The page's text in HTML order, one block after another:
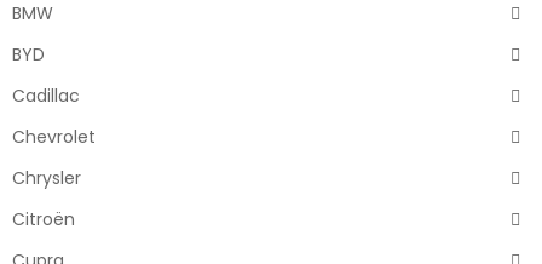
BMW
BYD
Cadillac
Chevrolet
Chrysler
Citroën